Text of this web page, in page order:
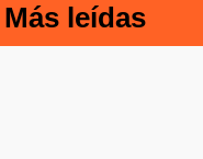
Más leídas